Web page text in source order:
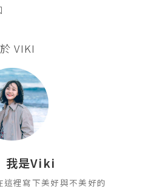
VIKI
我是Viki
裡寫下美好與不美好的